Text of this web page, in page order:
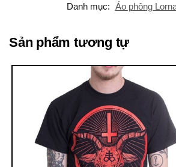
Danh mục: Áo phông
Sản phẩm tương tự